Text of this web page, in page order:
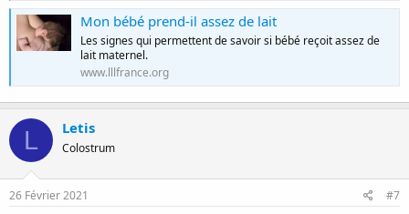
Mon bébé prend-il assez de lait
Les signes qui permettent de savoir si bébé reçoit assez de
lait maternel.
www.lllfrance.org
L Letis
Colostrum
26 Février 2021 #7